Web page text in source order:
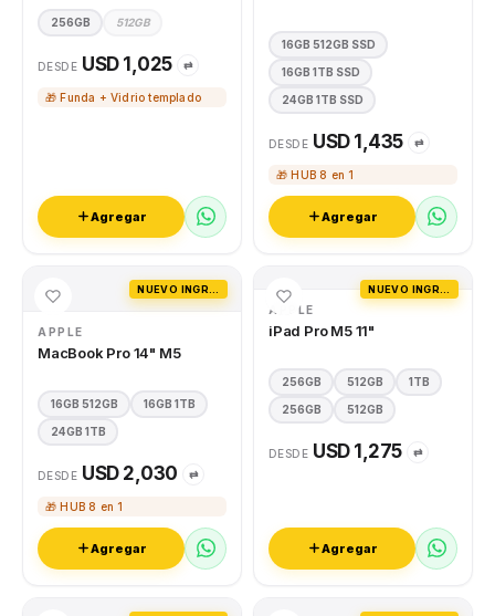
256GB 512GB
DESDE USD 1,025 ⇄
🎁 Funda + Vidrio templado
Agregar
16GB 512GB SSD
16GB 1TB SSD
24GB 1TB SSD
DESDE USD 1,435 ⇄
🎁 HUB 8 en 1
Agregar
APPLE
MacBook Pro 14" M5
16GB 512GB 16GB 1TB
24GB 1TB
DESDE USD 2,030 ⇄
🎁 HUB 8 en 1
Agregar
APPLE
iPad Pro M5 11"
256GB 512GB 1TB
256GB 512GB
DESDE USD 1,275 ⇄
Agregar